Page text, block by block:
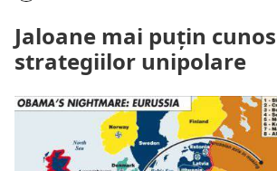
Jaloane mai puțin
strategiilor unipolare